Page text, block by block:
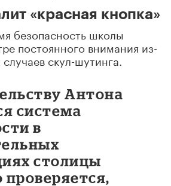
«красная кнопка»
безопасность школы
постоянного внимания из-
скул-шутинга.
Антона
система
в
столицы
проверяется,